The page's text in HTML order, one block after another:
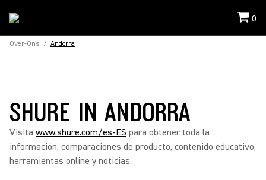
0
Over-Ons / Andorra
SHURE IN ANDORRA
Visita www.shure.com/es-ES para obtener toda la
información, comparaciones de producto, contenido educativo,
herramientas online y noticias.